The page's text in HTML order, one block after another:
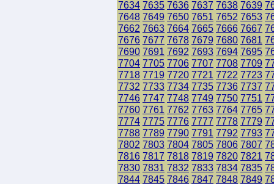
7634 7635 7636 7637 7638 7639
7648 7649 7650 7651 7652 7653
7662 7663 7664 7665 7666 7667
7676 7677 7678 7679 7680 7681
7690 7691 7692 7693 7694 7695
7704 7705 7706 7707 7708 7709
7718 7719 7720 7721 7722 7723
7732 7733 7734 7735 7736 7737
7746 7747 7748 7749 7750 7751
7760 7761 7762 7763 7764 7765
7774 7775 7776 7777 7778 7779
7788 7789 7790 7791 7792 7793
7802 7803 7804 7805 7806 7807
7816 7817 7818 7819 7820 7821
7830 7831 7832 7833 7834 7835
7844 7845 7846 7847 7848 7849